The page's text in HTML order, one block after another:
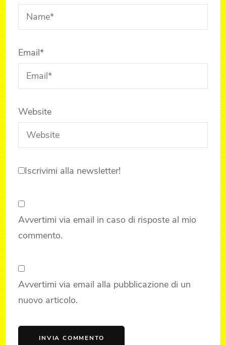
Email*
Website
Iscrivimi alla newsletter!
Avvertimi via email in caso di risposte al mio
commento.
Avvertimi via email alla pubblicazione di un
nuovo articolo.